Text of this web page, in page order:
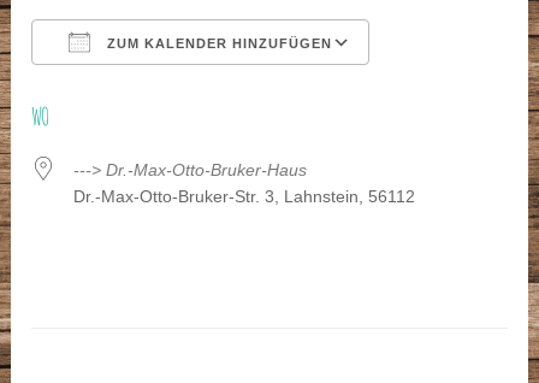
ZUM KALENDER HINZUFÜGEN
WO
---> Dr.-Max-Otto-Bruker-Haus
Dr.-Max-Otto-Bruker-Str. 3, Lahnstein, 56112